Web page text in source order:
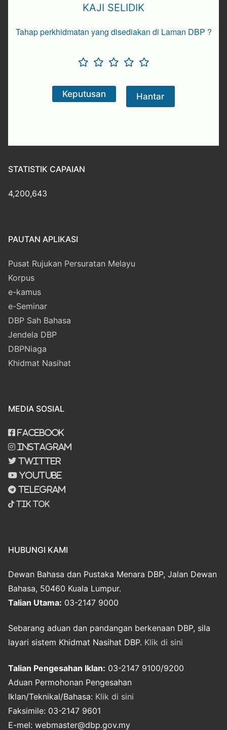
KAJI SELIDIK
Tahap perkhidmatan yang disediakan di Laman DBP ?
STATISTIK CAPAIAN
4,200,643
PAUTAN APLIKASI
Pusat Rujukan Persuratan Melayu
Korpus
e-kamus
e-Seminar
DBP Sah Bahasa
Jendela DBP
DBPNiaga
Khidmat Nasihat
MEDIA SOSIAL
Facebook
Instagram
Twitter
Youtube
Telegram
Tik Tok
HUBUNGI KAMI
Dewan Bahasa dan Pustaka Menara DBP, Jalan Dewan
Bahasa, 50460 Kuala Lumpur.
Talian Utama: 03-2147 9000
Sebarang aduan dan pandangan berkenaan DBP, sila
layari sistem Khidmat Nasihat DBP. Klik di sini
Talian Pengesahan Iklan: 03-2147 9100/9200
Aduan Permohonan Pengesahan
Iklan/Teknikal/Bahasa: Klik di sini
Faksimile: 03-2147 9601
E-mel: webmaster@dbp.gov.my